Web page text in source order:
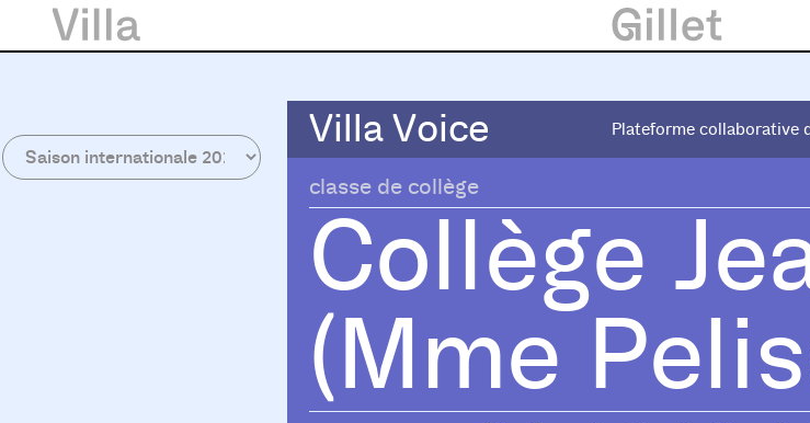
Villa Voice Plateforme collaborative
Villa Voice Plateforme collaborative
classe de collège
Collège
(Mme